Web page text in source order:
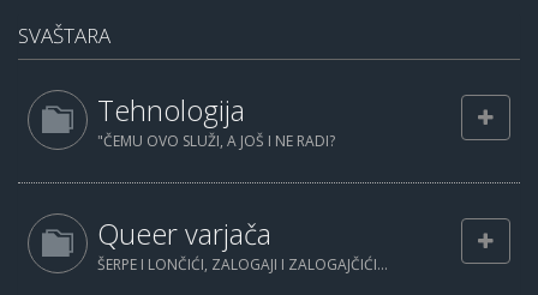
SVAŠTARA
Tehnologija
"ČEMU OVO SLUŽI, A JOŠ I NE RADI?
Queer varjača
ŠERPE I LONČIĆI, ZALOGAJI I ZALOGAJČIĆI...